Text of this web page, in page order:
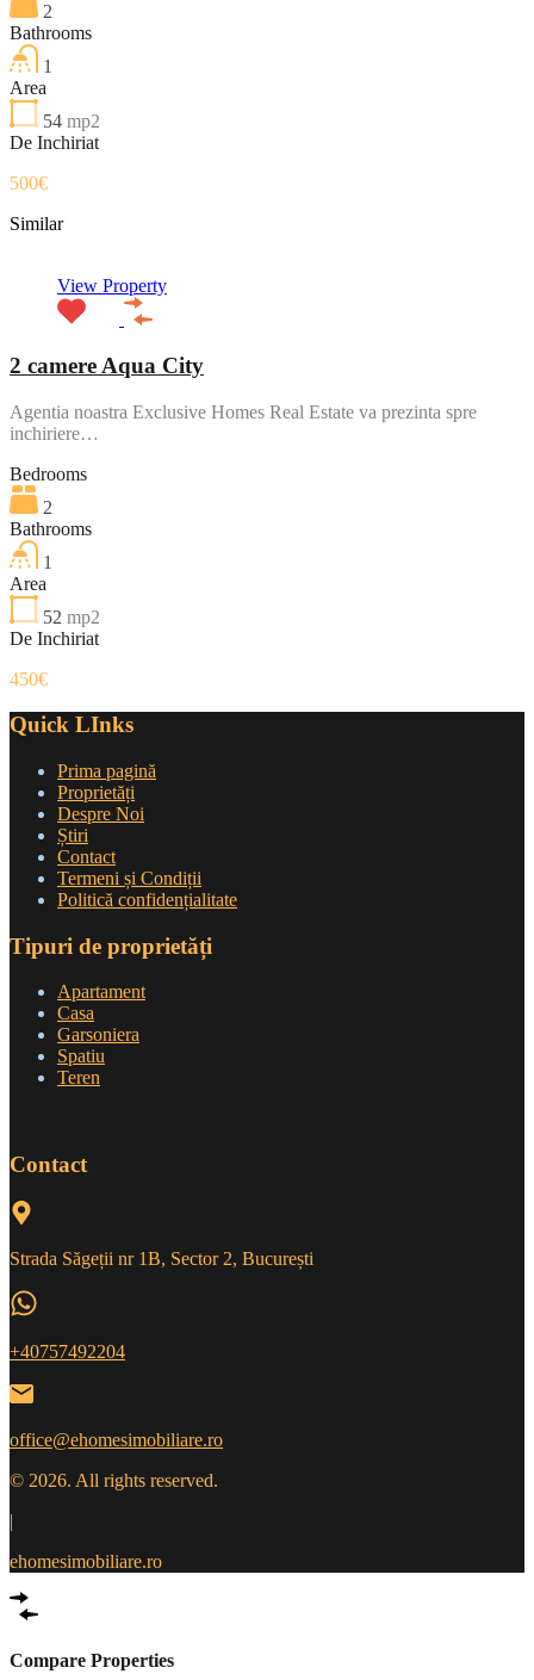
2
Bathrooms
1
Area
54 mp2
De Inchiriat
500€
Similar
View Property
2 camere Aqua City
Agentia noastra Exclusive Homes Real Estate va prezinta spre
inchiriere…
Bedrooms
2
Bathrooms
1
Area
52 mp2
De Inchiriat
450€
Quick LInks
Prima pagină
Proprietăți
Despre Noi
Știri
Contact
Termeni și Condiții
Politică confidențialitate
Tipuri de proprietăți
Apartament
Casa
Garsoniera
Spatiu
Teren
Contact
Strada Săgeții nr 1B, Sector 2, București
+40757492204
office@ehomesimobiliare.ro
© 2026. All rights reserved.
|
ehomesimobiliare.ro
Compare Properties